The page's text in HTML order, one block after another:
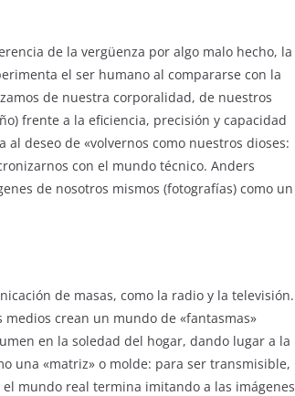
de la vergüenza por algo malo hecho, la
el ser humano al compararse con la
de nuestra corporalidad, de nuestros
frente a la eficiencia, precisión y capacidad
deseo de «volvernos como nuestros dioses:
con el mundo técnico. Anders
de nosotros mismos (fotografías) como un
de masas, como la radio y la televisión.
crean un mundo de «fantasmas»
en la soledad del hogar, dando lugar a la
una «matriz» o molde: para ser transmisible,
mundo real termina imitando a las imágenes